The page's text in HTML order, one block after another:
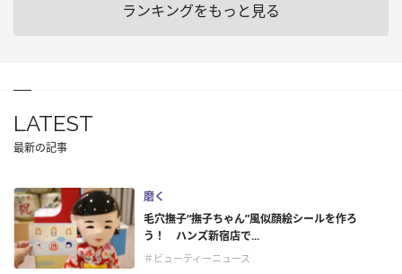
ランキングをもっと見る
LATEST
最新の記事
磨く
毛穴撫子“撫子ちゃん”風似顔絵シールを作ろ
う！ ハンズ新宿店で...
＃ビューティーニュース